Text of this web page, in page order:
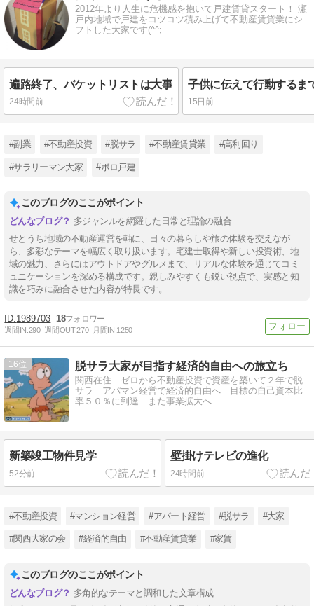
2012年より人生に危機感を抱いて戸建賃貸スタート！ 瀬
戸内地域で戸建をコツコツ積み上げて不動産賃貸業にシ
フトした大家です(^^;
遍路終了、バケットリストは大事
24時間前
子供に伝えて行動するま
15日前
#副業 #不動産投資 #脱サラ #不動産賃貸業 #高利回り
#サラリーマン大家 #ボロ戸建
このブログのここがポイント
多ジャンルを網羅した日常と理論の融合
せとうち地域の不動産運営を軸に、日々の暮らしや旅の体験を交えなが
ら、多彩なテーマを幅広く取り扱います。宅建士取得や新しい投資術、地
域の魅力、さらにはアウトドアやグルメまで、リアルな体験を通じてコミ
ュニケーションを深める構成です。親しみやすくも鋭い視点で、実感と知
識を巧みに融合させた内容が特長です。
1989703 18
週間IN:290 週間OUT:270 月間IN:1250
16 脱サラ大家が目指す経済的自由への旅立ち
関西在住 ゼロから不動産投資で資産を築いて２年で脱
サラ アパマン経営で経済的自由へ 目標の自己資本比
率５０％に到達 また事業拡大へ
新築竣工物件見学
52分前
壁掛けテレビの進化
24時間前
#不動産投資 #マンション経営 #アパート経営 #脱サラ #大家
#関西大家の会 #経済的自由 #不動産賃貸業 #家賃
このブログのここがポイント
多角的なテーマと調和した文章構成